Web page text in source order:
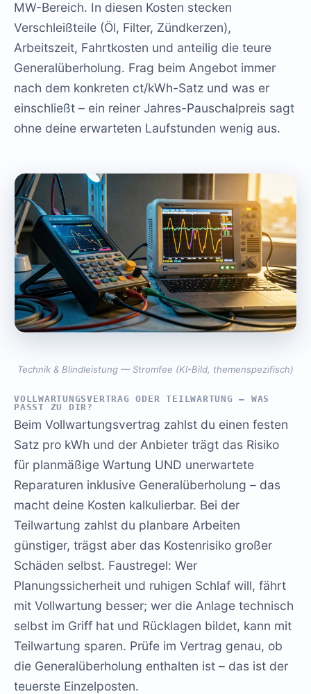
MW-Bereich. In diesen Kosten stecken
Verschleißteile (Öl, Filter, Zündkerzen),
Arbeitszeit, Fahrtkosten und anteilig die teure
Generalüberholung. Frag beim Angebot immer
nach dem konkreten ct/kWh-Satz und was er
einschließt – ein reiner Jahres-Pauschalpreis sagt
ohne deine erwarteten Laufstunden wenig aus.
Technik & Blindleistung — Stromfee (KI-Bild, themenspezifisch)
VOLLWARTUNGSVERTRAG ODER TEILWARTUNG – WAS
PASST ZU DIR?
Beim Vollwartungsvertrag zahlst du einen festen
Satz pro kWh und der Anbieter trägt das Risiko
für planmäßige Wartung UND unerwartete
Reparaturen inklusive Generalüberholung – das
macht deine Kosten kalkulierbar. Bei der
Teilwartung zahlst du planbare Arbeiten
günstiger, trägst aber das Kostenrisiko großer
Schäden selbst. Faustregel: Wer
Planungssicherheit und ruhigen Schlaf will, fährt
mit Vollwartung besser; wer die Anlage technisch
selbst im Griff hat und Rücklagen bildet, kann mit
Teilwartung sparen. Prüfe im Vertrag genau, ob
die Generalüberholung enthalten ist – das ist der
teuerste Einzelposten.